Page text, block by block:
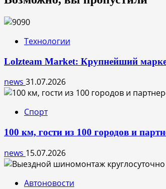
Технологии
Lolzteam Market: Крупнейший
news 31.07.2026
Спорт
100 км, гости из 100 городов и
news 15.07.2026
Автоновости